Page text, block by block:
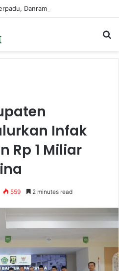
Infak
Rp 1 Miliar
559 2 minutes read